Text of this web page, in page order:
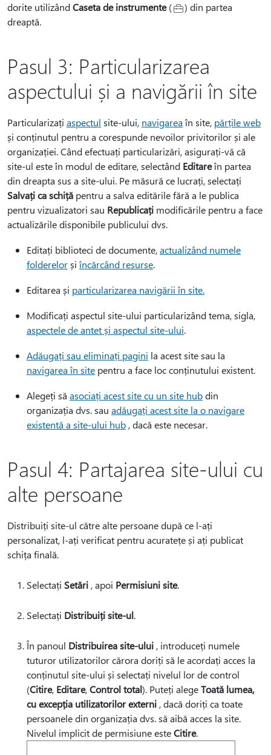
dorite utilizândCaseta de instrumente(
) din partea
dreaptă.
Pasul 3: Particularizarea
aspectului și a navigării în site
Particularizați aspectul site-ului, navigareaîn site, părțile web
și conținutul pentru a corespunde nevoilor privitorilor și ale
organizației. Când efectuați particularizări, asigurați-vă că
site-ul este în modul de editare, selectând Editareîn partea
din dreapta sus a site-ului. Pe măsură ce lucrați, selectați
Salvați ca schiță pentru a salva editările fără a le publica
pentru vizualizatori sau Republicați modificările pentru a face
actualizările disponibile publicului dvs.
Editați biblioteci de documente,actualizând numele
folderelorșiîncărcând resurse.
Editarea și particularizarea navigării în site.
Modificați aspectul site-ului particularizând tema, sigla,
aspectele de antet și aspectul site-ului.
Adăugați sau eliminați pagini la acest site sau la
navigarea în site pentru a face loc conținutului existent.
Alegeți să asociați acest site cu un site hubdin
organizația dvs. sau adăugați acest site la o navigare
existentă a site-ului hub, dacă este necesar.
Pasul 4: Partajarea site-ului cu
alte persoane
Distribuiți site-ul către alte persoane după ce l-ați
personalizat, l-ați verificat pentru acuratețe și ați publicat
schița finală.
Selectați Setări, apoi Permisiuni site.
Selectați Distribuiți site-ul.
În panoul Distribuirea site-ului, introduceți numele
tuturor utilizatorilor cărora doriți să le acordați acces la
conținutul site-ului și selectați nivelul lor de control
(Citire, Editare,Control total). Puteți alegeToată lumea,
cu excepția utilizatorilor externi, dacă doriți ca toate
persoanele din organizația dvs. să aibă acces la site.
Nivelul implicit de permisiune esteCitire.